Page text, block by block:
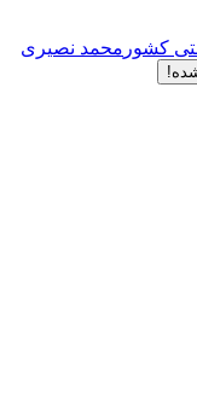
کشور محمد نصیری